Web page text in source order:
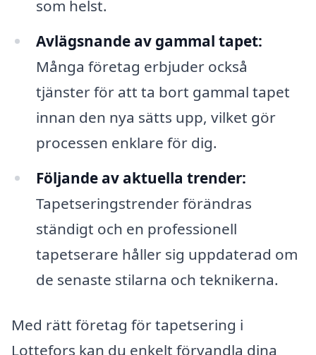
som helst.
Avlägsnande av gammal tapet:
Många företag erbjuder också
tjänster för att ta bort gammal tapet
innan den nya sätts upp, vilket gör
processen enklare för dig.
Följande av aktuella trender:
Tapetseringstrender förändras
ständigt och en professionell
tapetserare håller sig uppdaterad om
de senaste stilarna och teknikerna.
Med rätt företag för tapetsering i
Lottefors kan du enkelt förvandla dina